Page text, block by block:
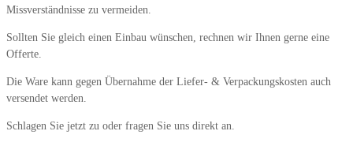
Missverständnisse zu vermeiden.
Sollten Sie gleich einen Einbau wünschen, rechnen wir Ihnen gerne eine
Offerte.
Die Ware kann gegen Übernahme der Liefer- & Verpackungskosten auch
versendet werden.
Schlagen Sie jetzt zu oder fragen Sie uns direkt an.